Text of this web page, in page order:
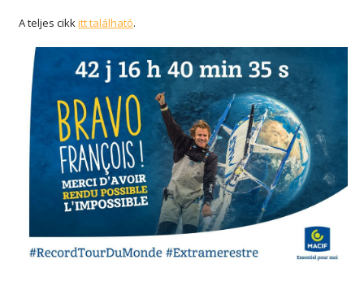
A teljes cikkitt található.